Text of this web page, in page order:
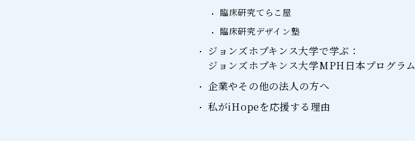
臨床研究てらこ屋
臨床研究デザイン塾
ジョンズホプキンス大学で学ぶ：
ジョンズホプキンス大学MPH日本プログラム
企業やその他の法人の方へ
私がiHopeを応援する理由